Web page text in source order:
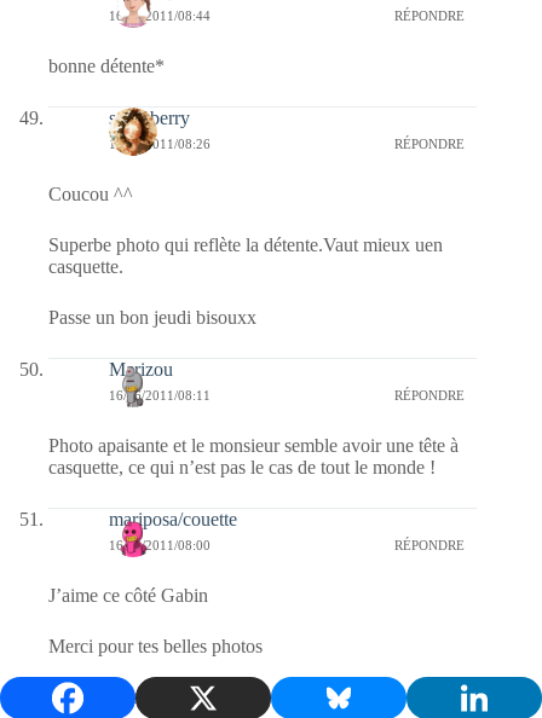
16/06/2011/08:44 RÉPONDRE
bonne détente*
strawberry
16/06/2011/08:26 RÉPONDRE
Coucou ^^
Superbe photo qui reflète la détente.Vaut mieux uen
casquette.
Passe un bon jeudi bisouxx
Marizou
16/06/2011/08:11 RÉPONDRE
Photo apaisante et le monsieur semble avoir une tête à
casquette, ce qui n’est pas le cas de tout le monde !
mariposa/couette
16/06/2011/08:00 RÉPONDRE
J’aime ce côté Gabin
Merci pour tes belles photos
Gros bisous